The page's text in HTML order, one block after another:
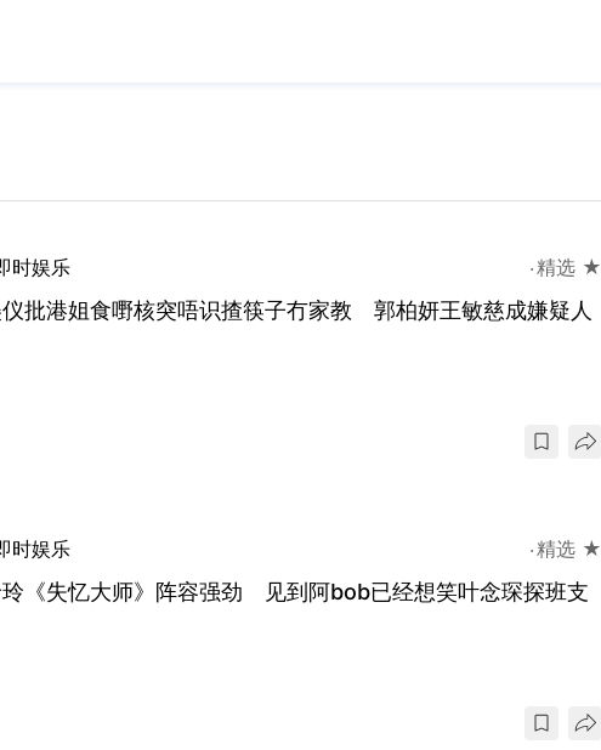
时娱乐 精选 ★
批港姐食嘢核突唔识揸筷子冇家教 郭柏妍王敏慈成嫌疑人
时娱乐 精选 ★
《失忆大师》阵容强劲 见到阿bob已经想笑叶念琛探班支